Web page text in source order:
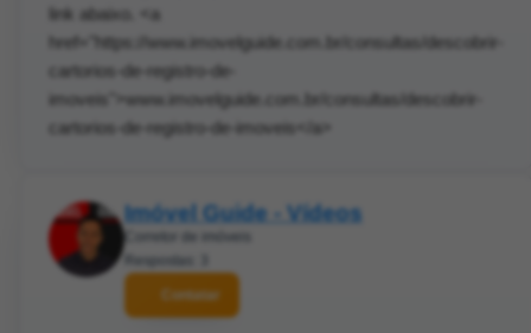
link abaixo. <a
href="https://www.imovelguide.com.br/consultas/descobrir-
cartorios-de-registro-de-
imoveis">www.imovelguide.com.br/consultas/descobrir-
cartorios-de-registro-de-imoveis</a>
Imóvel Guide - Vídeos
Contatar